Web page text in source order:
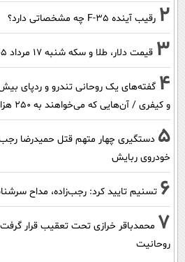
2 رقیب آینده F-35 چه مشخصاتی دارد؟
3 قیمت دلار، طلا و سکه شنبه ۱۷ مرداد ۱۴۰۵ (+جدول قیمت)
4
و کیفری / آن‌هایی که می‌خواهند به ۲۵۰ هزار نفر بپیوندند بدانند ...
5 دستگیری چهار متهم قتل حمیدرضا
خودروی ربایش
6 تسنیم تایید کرد: رجب‌زاده، مداح
7 محمدباقر خرازی تحت تعقیب قرار گرفت
روحانیت